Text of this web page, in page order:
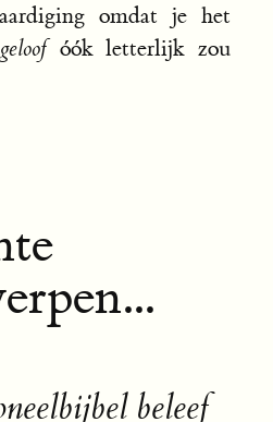
omdat je het
óók letterlijk zou
beleef